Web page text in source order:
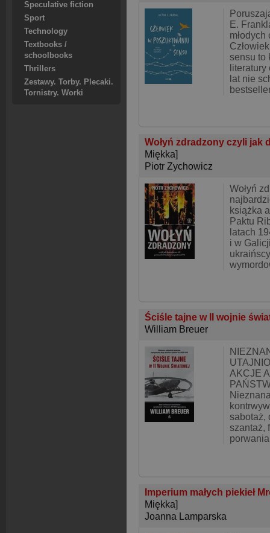
Speculative fiction
Sport
Technology
Textbooks /
schoolbooks
Thrillers
Zestawy. Torby. Plecaki.
Tornistry. Worki
E.
sensu to
lat nie
Wołyń zdradzony czyli jak
Miękka]
Piotr Zychowicz
Wołyń
książka
Paktu
latach
i w
Ściśle tajne w II wojnie
William Breuer
AKCJE
sabotaż,
szantaż,
Imperium małych piekieł
Miękka]
Joanna Lamparska